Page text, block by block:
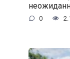
0